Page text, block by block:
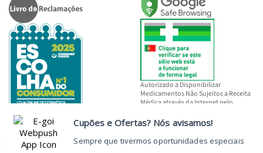
Autorizado a Disponibilizar
Medicamentos Não Sujeitos a Receita
Médica através da Internet pelo